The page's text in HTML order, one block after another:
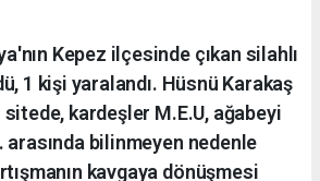
Kepez ilçesinde çıkan silahlı
1 kişi yaralandı. Hüsnü Karakaş
kardeşler M.E.U, ağabeyi
arasında bilinmeyen nedenle
kavgaya dönüşmesi